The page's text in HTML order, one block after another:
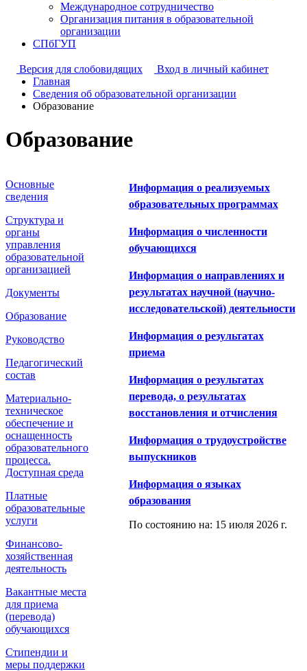
Международное сотрудничество
Организация питания в образовательной
организации
СПбГУП
Версия для слобовидящих
Вход в личный кабинет
Главная
Сведения об образовательной организации
Образование
Образование
Основные
сведения
Структура и
органы
управления
образовательной
организацией
Документы
Образование
Руководство
Педагогический
состав
Материально-
техническое
обеспечение и
оснащенность
образовательного
процесса.
Доступная среда
Платные
образовательные
услуги
Финансово-
хозяйственная
деятельность
Вакантные места
для приема
(перевода)
обучающихся
Стипендии и
меры поддержки
Информация о реализуемых
образовательных программах
Информация о численности
обучающихся
Информация о направлениях и
результатах научной (научно-
исследовательской) деятельности
Информация о результатах
приема
Информация о результатах
перевода, о результатах
восстановления и отчисления
Информация о трудоустройстве
выпускников
Информация о языках
образования
По состоянию на: 15 июля 2026 г.